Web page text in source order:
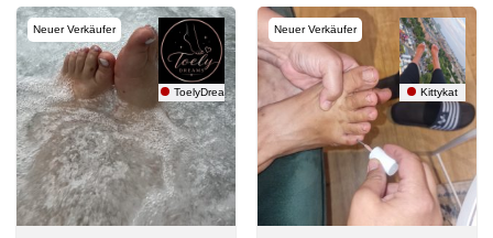
Neuer Verkäufer
ToelyDreams
Neuer Verkäufer
Kittykat